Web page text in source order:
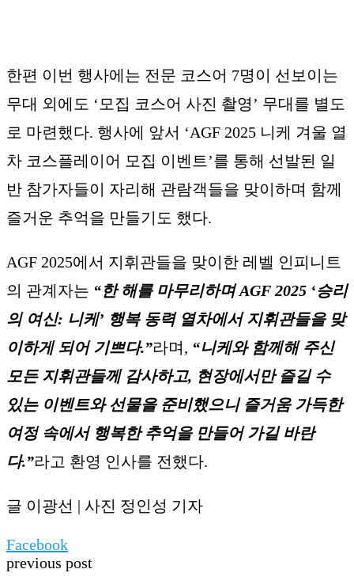
한편 이번 행사에는 전문 코스어 7명이 선보이는
무대 외에도 ‘모집 코스어 사진 촬영’ 무대를 별도
로 마련했다. 행사에 앞서 ‘AGF 2025 니케 겨울 열
차 코스플레이어 모집 이벤트’를 통해 선발된 일
반 참가자들이 자리해 관람객들을 맞이하며 함께
즐거운 추억을 만들기도 했다.
AGF 2025에서 지휘관들을 맞이한 레벨 인피니트
의 관계자는 “한 해를 마무리하며 AGF 2025 ‘승리
의 여신: 니케’ 행복 동력 열차에서 지휘관들을 맞
이하게 되어 기쁘다.”라며, “니케와 함께해 주신
모든 지휘관들께 감사하고, 현장에서만 즐길 수
있는 이벤트와 선물을 준비했으니 즐거움 가득한
여정 속에서 행복한 추억을 만들어 가길 바란
다.”라고 환영 인사를 전했다.
글 이광선 | 사진 정인성 기자
Facebook
previous post